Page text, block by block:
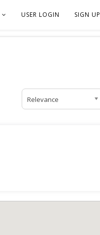
USER LOGIN SIGN UP
Relevance